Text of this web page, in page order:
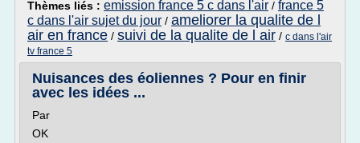
Thèmes liés : emission france 5 c dans l'air / france 5
c dans l'air sujet du jour / ameliorer la qualite de l
air en france / suivi de la qualite de l air / c dans l'air
tv france 5
Nuisances des éoliennes ? Pour en finir
avec les idées ...
Par
OK